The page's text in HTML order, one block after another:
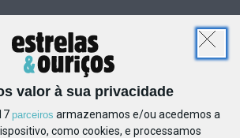
valor à sua privacidade
parceiros armazenamos e/ou acedemos a
como cookies, e processamos